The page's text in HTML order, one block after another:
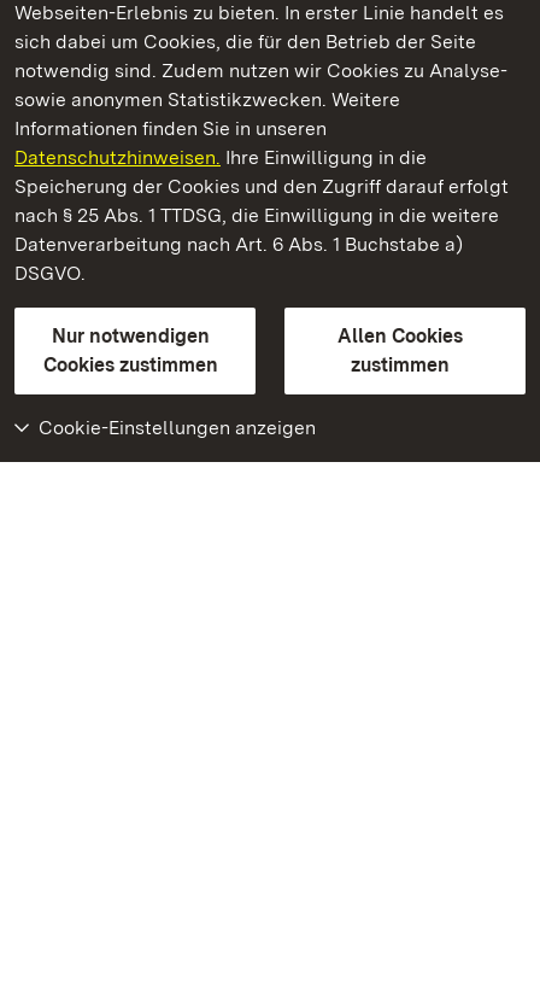
Webseiten-Erlebnis zu bieten. In erster Linie handelt es
sich dabei um Cookies, die für den Betrieb der Seite
notwendig sind. Zudem nutzen wir Cookies zu Analyse-
sowie anonymen Statistikzwecken. Weitere
Informationen finden Sie in unseren
Datenschutzhinweisen. Ihre Einwilligung in die
Speicherung der Cookies und den Zugriff darauf erfolgt
nach § 25 Abs. 1 TTDSG, die Einwilligung in die weitere
Datenverarbeitung nach Art. 6 Abs. 1 Buchstabe a)
DSGVO.
Nur notwendigen
Cookies zustimmen
Allen Cookies
zustimmen
Cookie-Einstellungen anzeigen
Kommen. Staunen. Genießen.
Barockschloss Mannheim
Staatliche Schlösser und Gärten Baden-Württemberg
Kontakt
GebärdenspracheLeichte Sprache
Erklärung zur Barrierefreiheit
BITV-konform (geprüfte Seiten)
Weiteres